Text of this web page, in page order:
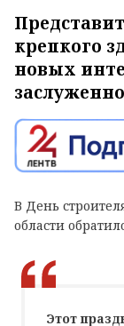
крепкого
новых
В День
области
Этот